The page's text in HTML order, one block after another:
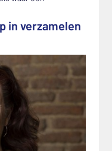
in verzamelen